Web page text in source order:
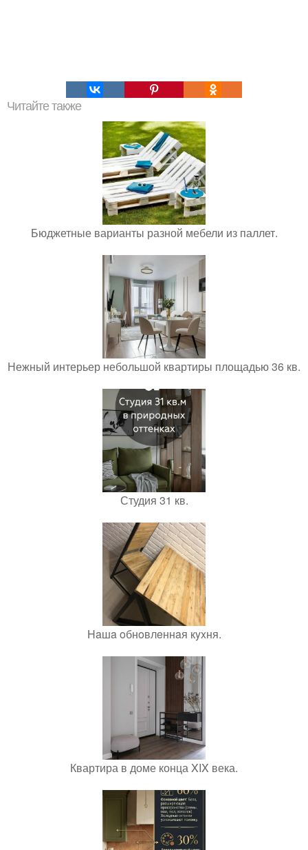
Читайте также
Бюджетные варианты разной мебели из паллет.
Нежный интерьер небольшой квартиры площадью 36 кв.
Студия 31 кв.
Haшa oбнoвлeннaя кyxня.
Квартира в доме конца XIX века.